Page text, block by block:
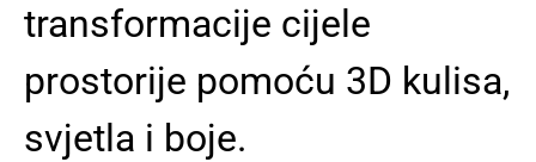
transformacije cijele
prostorije pomoću 3D kulisa,
svjetla i boje.